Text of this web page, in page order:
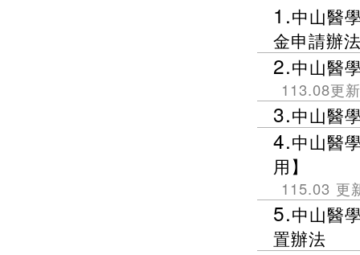
1.中山醫
金申請辦
2.中山醫
113.08更新
3.中山醫
4.中山醫
用】
115.03 更
5.中山醫
置辦法